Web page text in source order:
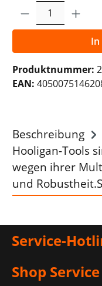
Produkt
Produktnummer:
EAN:
Beschreibung
Hooligan-Tools
wegen ihrer
und
Service-
Shop Service